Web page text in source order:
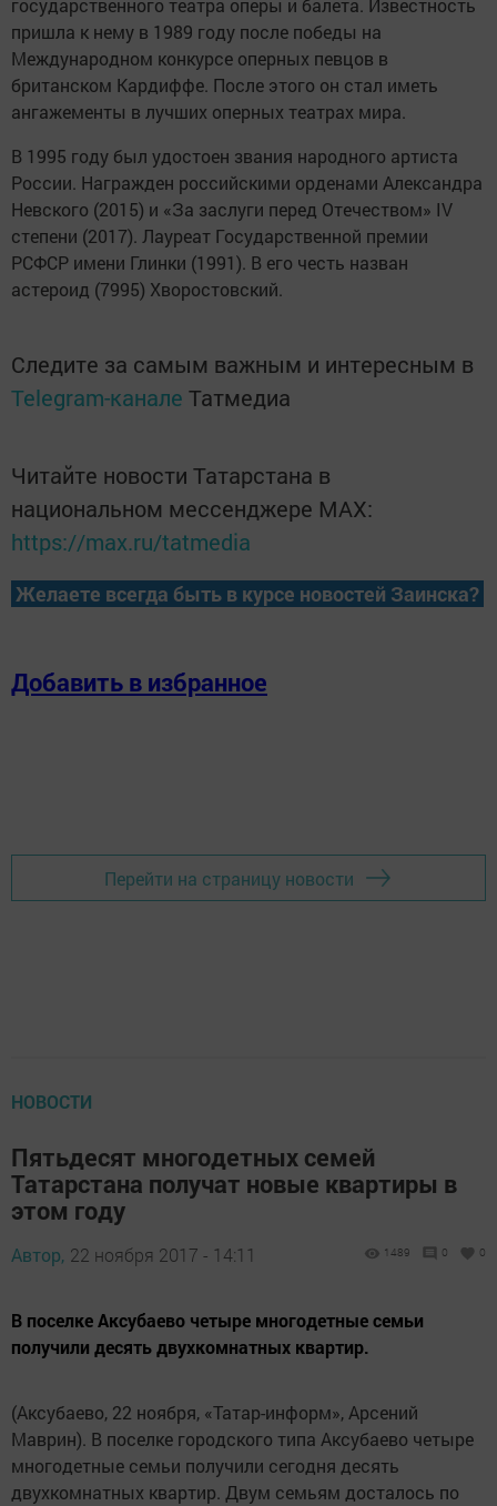
государственного театра оперы и балета. Известность
пришла к нему в 1989 году после победы на
Международном конкурсе оперных певцов в
британском Кардиффе. После этого он стал иметь
ангажементы в лучших оперных театрах мира.
В 1995 году был удостоен звания народного артиста
России. Награжден российскими орденами Александра
Невского (2015) и «За заслуги перед Отечеством» IV
степени (2017). Лауреат Государственной премии
РСФСР имени Глинки (1991). В его честь назван
астероид (7995) Хворостовский.
Следите за самым важным и интересным в
Telegram-канале Татмедиа
Читайте новости Татарстана в
национальном мессенджере MАХ:
https://max.ru/tatmedia
Желаете всегда быть в курсе новостей Заинска?
Добавить в избранное
Перейти на страницу новости
НОВОСТИ
Пятьдесят многодетных семей
Татарстана получат новые квартиры в
этом году
Автор, 22 ноября 2017 - 14:11 1489 0 0
В поселке Аксубаево четыре многодетные семьи
получили десять двухкомнатных квартир.
(Аксубаево, 22 ноября, «Татар-информ», Арсений
Маврин). В поселке городского типа Аксубаево четыре
многодетные семьи получили сегодня десять
двухкомнатных квартир. Двум семьям досталось по